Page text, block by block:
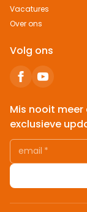
Vacatures
Over ons
Volg ons
Mis nooit
exclusieve
email *